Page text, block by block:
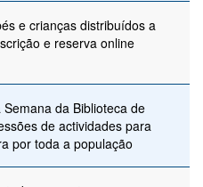
e crianças distribuídos a
e reserva online
da Biblioteca de
de actividades para
por toda a população